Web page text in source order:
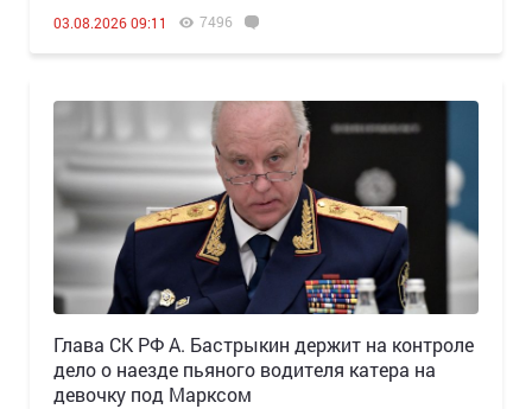
03.08.2026 09:11 7496
Глава СК РФ А. Бастрыкин держит на контроле
дело о наезде пьяного водителя катера на
девочку под Марксом